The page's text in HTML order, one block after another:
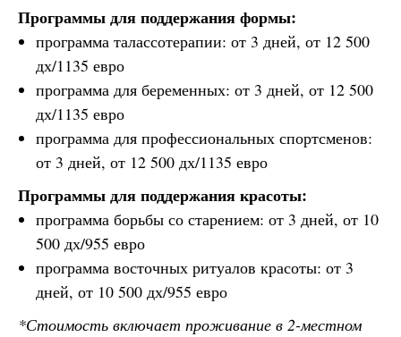
Программы для поддержания формы:
программа талассотерапии: от 3 дней, от 12 500
дх/1135 евро
программа для беременных: от 3 дней, от 12 500
дх/1135 евро
программа для профессиональных спортсменов:
от 3 дней, от 12 500 дх/1135 евро
Программы для поддержания красоты:
программа борьбы со старением: от 3 дней, от 10
500 дх/955 евро
программа восточных ритуалов красоты: от 3
дней, от 10 500 дх/955 евро
*Стоимость включает проживание в 2-местном